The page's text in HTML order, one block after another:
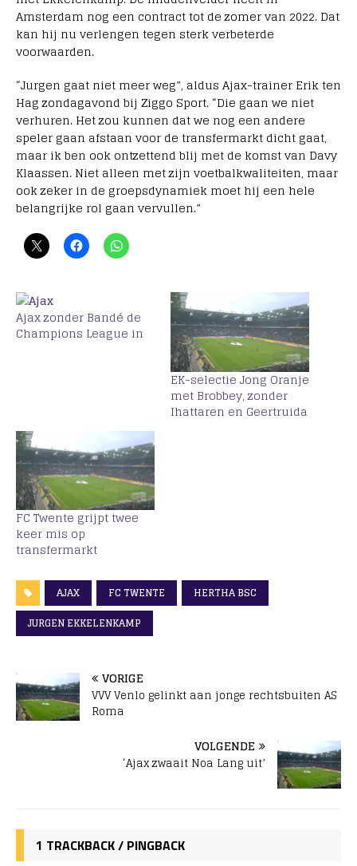
Amsterdam nog een contract tot de zomer van 2022. Dat
kan hij nu verlengen tegen sterk verbeterde
voorwaarden.
“Jurgen gaat niet meer weg”, aldus Ajax-trainer Erik ten
Hag zondagavond bij Ziggo Sport. “Die gaan we niet
verhuren. Het zou kunnen dat we nog een andere
speler gaan afstaan voor de transfermarkt dicht gaat,
maar ik ben ook ontzettend blij met de komst van Davy
Klaassen. Niet alleen met zijn voetbalkwaliteiten, maar
ook zeker in de groepsdynamiek moet hij een hele
belangrijke rol gaan vervullen.”
Ajax zonder Bandé de
Champions League in
EK-selectie Jong Oranje
met Brobbey, zonder
Ihattaren en Geertruida
FC Twente grijpt twee
keer mis op
transfermarkt
AJAX FC TWENTE
HERTHA BSC
JURGEN EKKELENKAMP
VORIGE
VVV Venlo gelinkt aan jonge rechtsbuiten AS
Roma
VOLGENDE
‘Ajax zwaait Noa Lang uit’
1 TRACKBACK / PINGBACK